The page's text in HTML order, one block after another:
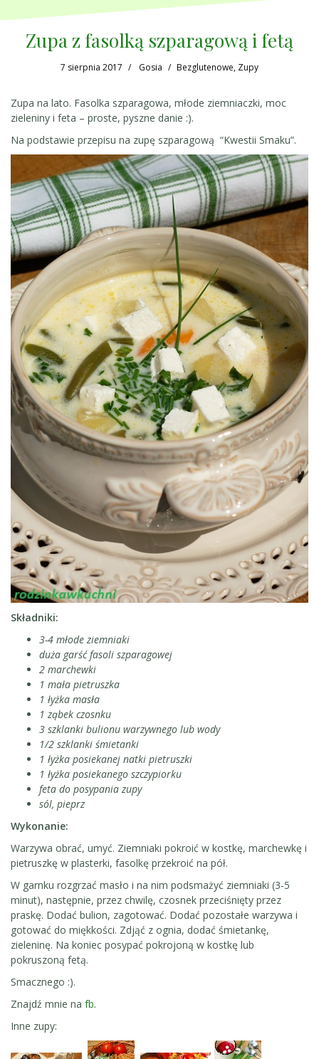
Zupa z fasolką szparagową i fetą
7 sierpnia 2017 Gosia Bezglutenowe, Zupy
Zupa na lato. Fasolka szparagowa, młode ziemniaczki, moc
zieleniny i feta – proste, pyszne danie :).
Na podstawie przepisu na zupę szparagową “Kwestii Smaku”.
Składniki:
3-4 młode ziemniaki
duża garść fasoli szparagowej
2 marchewki
1 mała pietruszka
1 łyżka masła
1 ząbek czosnku
3 szklanki bulionu warzywnego lub wody
1/2 szklanki śmietanki
1 łyżka posiekanej natki pietruszki
1 łyżka posiekanego szczypiorku
feta do posypania zupy
sól, pieprz
Wykonanie:
Warzywa obrać, umyć. Ziemniaki pokroić w kostkę, marchewkę i
pietruszkę w plasterki, fasolkę przekroić na pół.
W garnku rozgrzać masło i na nim podsmażyć ziemniaki (3-5
minut), następnie, przez chwilę, czosnek przeciśnięty przez
praskę. Dodać bulion, zagotować. Dodać pozostałe warzywa i
gotować do miękkości. Zdjąć z ognia, dodać śmietankę,
zieleninę. Na koniec posypać pokrojoną w kostkę lub
pokruszoną fetą.
Smacznego :).
Znajdź mnie na fb.
Inne zupy: